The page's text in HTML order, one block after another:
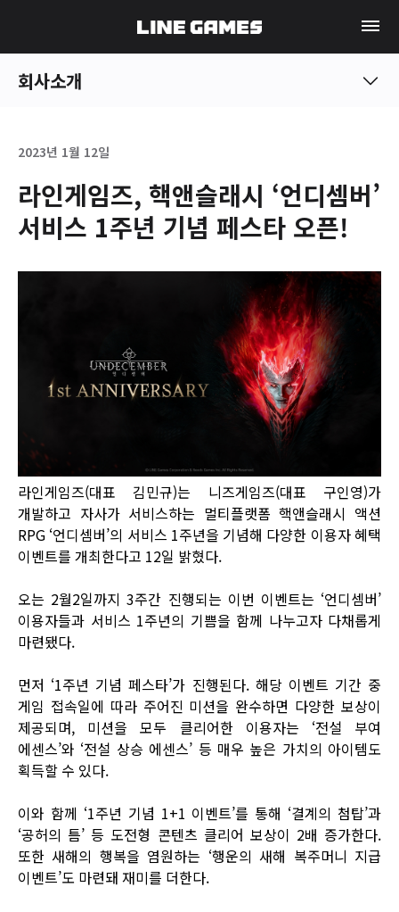
회사소개
2023년 1월 12일
라인게임즈, 핵앤슬래시 ‘언디셈버’
서비스 1주년 기념 페스타 오픈!
라인게임즈(대표 김민규)는 니즈게임즈(대표 구인영)가
개발하고 자사가 서비스하는 멀티플랫폼 핵앤슬래시 액션
RPG ‘언디셈버’의 서비스 1주년을 기념해 다양한 이용자 혜택
이벤트를 개최한다고 12일 밝혔다.
오는 2월2일까지 3주간 진행되는 이번 이벤트는 ‘언디셈버’
이용자들과 서비스 1주년의 기쁨을 함께 나누고자 다채롭게
마련됐다.
먼저 ‘1주년 기념 페스타’가 진행된다. 해당 이벤트 기간 중
게임 접속일에 따라 주어진 미션을 완수하면 다양한 보상이
제공되며, 미션을 모두 클리어한 이용자는 ‘전설 부여
에센스’와 ‘전설 상승 에센스’ 등 매우 높은 가치의 아이템도
획득할 수 있다.
이와 함께 ‘1주년 기념 1+1 이벤트’를 통해 ‘결계의 첨탑’과
‘공허의 틈’ 등 도전형 콘텐츠 클리어 보상이 2배 증가한다.
또한 새해의 행복을 염원하는 ‘행운의 새해 복주머니 지급
이벤트’도 마련돼 재미를 더한다.